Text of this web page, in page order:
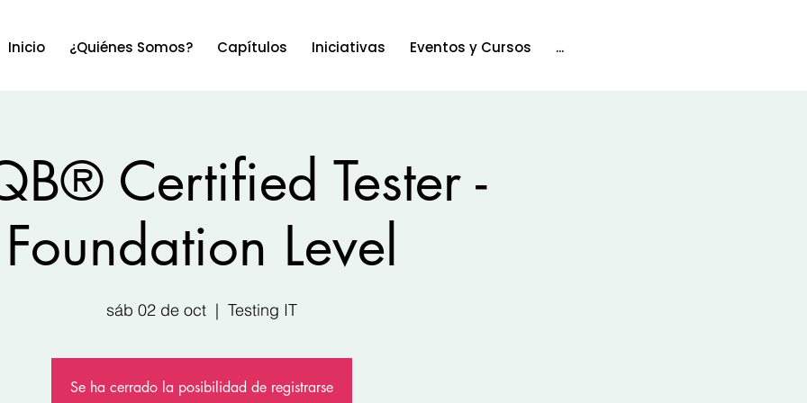
Inicio ¿Quiénes Somos? Capítulos Iniciativas Eventos y Cursos ...
Certified Tester -
Foundation Level
sáb 02 de oct
  |
Testing IT
Se ha cerrado la posibilidad de registrarse